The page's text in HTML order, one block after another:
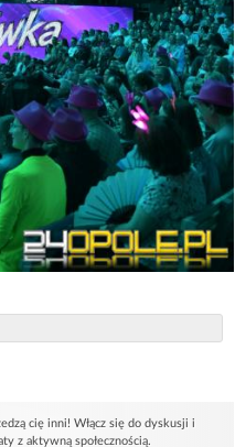
cię inni! Włącz się do dyskusji i
z aktywną społecznością.